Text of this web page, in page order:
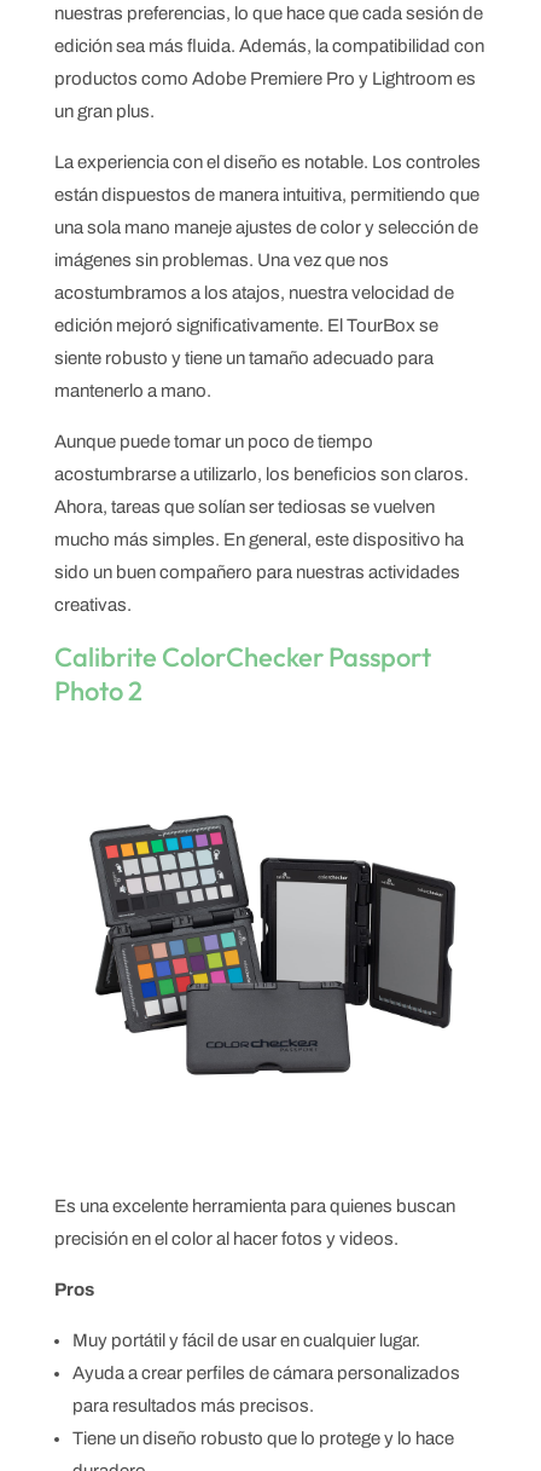
nuestras preferencias, lo que hace que cada sesión de
edición sea más fluida. Además, la compatibilidad con
productos como Adobe Premiere Pro y Lightroom es
un gran plus.
La experiencia con el diseño es notable. Los controles
están dispuestos de manera intuitiva, permitiendo que
una sola mano maneje ajustes de color y selección de
imágenes sin problemas. Una vez que nos
acostumbramos a los atajos, nuestra velocidad de
edición mejoró significativamente. El TourBox se
siente robusto y tiene un tamaño adecuado para
mantenerlo a mano.
Aunque puede tomar un poco de tiempo
acostumbrarse a utilizarlo, los beneficios son claros.
Ahora, tareas que solían ser tediosas se vuelven
mucho más simples. En general, este dispositivo ha
sido un buen compañero para nuestras actividades
creativas.
Calibrite ColorChecker Passport
Photo 2
Es una excelente herramienta para quienes buscan
precisión en el color al hacer fotos y videos.
Pros
Muy portátil y fácil de usar en cualquier lugar.
Ayuda a crear perfiles de cámara personalizados
para resultados más precisos.
Tiene un diseño robusto que lo protege y lo hace